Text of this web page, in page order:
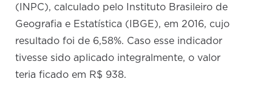
(INPC), calculado pelo Instituto Brasileiro de
Geografia e Estatística (IBGE), em 2016, cujo
resultado foi de 6,58%. Caso esse indicador
tivesse sido aplicado integralmente, o valor
teria ficado em R$ 938.